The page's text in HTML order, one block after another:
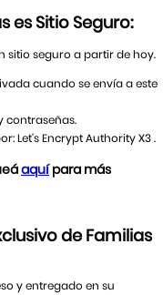
es Sitio Seguro:
sitio seguro a partir de hoy.
cuando se envía a este
contraseñas.
Let's Encrypt Authority X3 .
aquípara más
de Familias
y entregado en su